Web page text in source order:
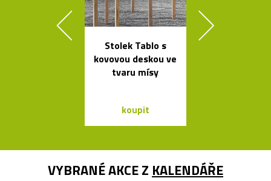
Stolek Tablo s
kovovou deskou ve
tvaru mísy
koupit
VYBRANÉ AKCE Z KALENDÁŘE